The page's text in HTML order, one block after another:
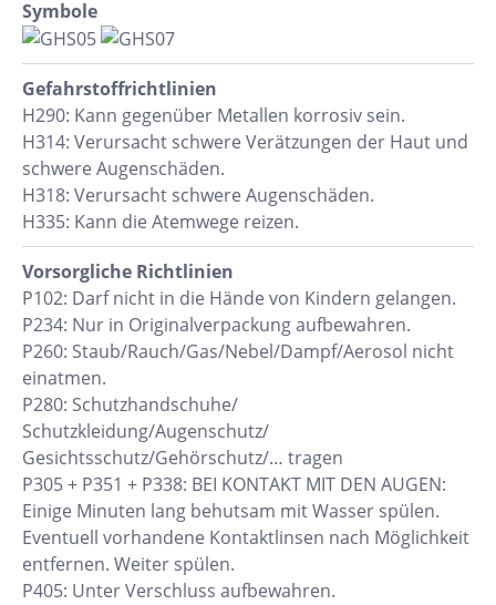
Symbole
Gefahrstoff​richtlinien
H290: Kann gegenüber Metallen korrosiv sein.
H314: Verursacht schwere Verätzungen der Haut und
schwere Augenschäden.
H318: Verursacht schwere Augenschäden.
H335: Kann die Atemwege reizen.
Vorsorgliche Richtlinien
P102: Darf nicht in die Hände von Kindern gelangen.
P234: Nur in Originalverpackung aufbewahren.
P260: Staub/Rauch/Gas/Nebel/Dampf/Aerosol nicht
einatmen.
P280: Schutzhandschuhe/
Schutzkleidung/Augenschutz/
Gesichtsschutz/Gehörschutz/… tragen
P305 + P351 + P338: BEI KONTAKT MIT DEN AUGEN:
Einige Minuten lang behutsam mit Wasser spülen.
Eventuell vorhandene Kontaktlinsen nach Möglichkeit
entfernen. Weiter spülen.
P405: Unter Verschluss aufbewahren.